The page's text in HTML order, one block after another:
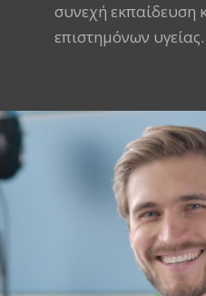
συνεχή εκπαίδευση
επιστημόνων υγείας.